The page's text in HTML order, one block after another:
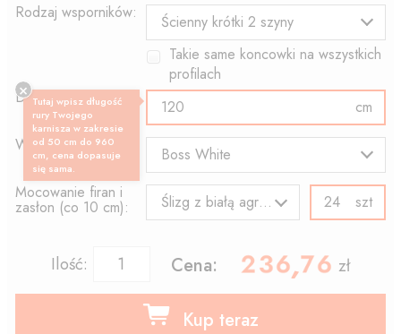
Rodzaj wsporników:
Ścienny krótki 2 szyny
Takie same koncowki na wszystkich
profilach
Długość profilu:
cm
Wzór końcówki:
Boss White
Mocowanie firan i
zasłon (co 10 cm): Ślizg z białą agrafką szt
Ilość: Cena: , zł
Kup teraz
Tutaj wpisz długość
rury Twojego
karnisza w zakresie
od 50 cm do 960
cm, cena dopasuje
się sama.